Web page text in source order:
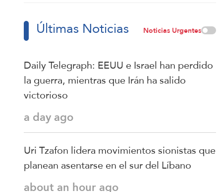
Últimas Noticias Noticias Urgentes
Daily Telegraph: EEUU e Israel han perdido
la guerra, mientras que Irán ha salido
victorioso
a day ago
Uri Tzafon lidera movimientos sionistas que
planean asentarse en el sur del Líbano
about an hour ago